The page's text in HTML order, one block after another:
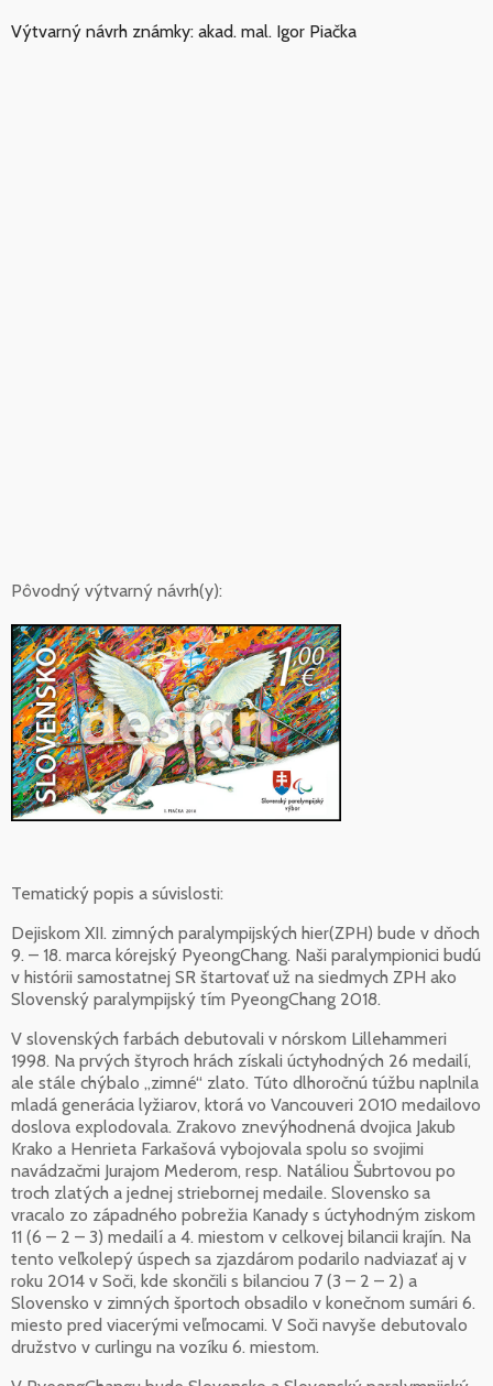
Výtvarný návrh známky: akad. mal. Igor Piačka
Pôvodný výtvarný návrh(y):
Tematický popis a súvislosti:
Dejiskom XII. zimných paralympijských hier(ZPH) bude v dňoch
9. – 18. marca kórejský PyeongChang. Naši paralympionici budú
v histórii samostatnej SR štartovať už na siedmych ZPH ako
Slovenský paralympijský tím PyeongChang 2018.
V slovenských farbách debutovali v nórskom Lillehammeri
1998. Na prvých štyroch hrách získali úctyhodných 26 medailí,
ale stále chýbalo „zimné“ zlato. Túto dlhoročnú túžbu naplnila
mladá generácia lyžiarov, ktorá vo Vancouveri 2010 medailovo
doslova explodovala. Zrakovo znevýhodnená dvojica Jakub
Krako a Henrieta Farkašová vybojovala spolu so svojimi
navádzačmi Jurajom Mederom, resp. Natáliou Šubrtovou po
troch zlatých a jednej striebornej medaile. Slovensko sa
vracalo zo západného pobrežia Kanady s úctyhodným ziskom
11 (6 – 2 – 3) medailí a 4. miestom v celkovej bilancii krajín. Na
tento veľkolepý úspech sa zjazdárom podarilo nadviazať aj v
roku 2014 v Soči, kde skončili s bilanciou 7 (3 – 2 – 2) a
Slovensko v zimných športoch obsadilo v konečnom sumári 6.
miesto pred viacerými veľmocami. V Soči navyše debutovalo
družstvo v curlingu na vozíku 6. miestom.